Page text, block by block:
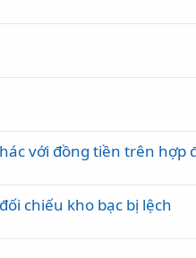
với đồng tiền trên hợp
chiếu kho bạc bị lệch